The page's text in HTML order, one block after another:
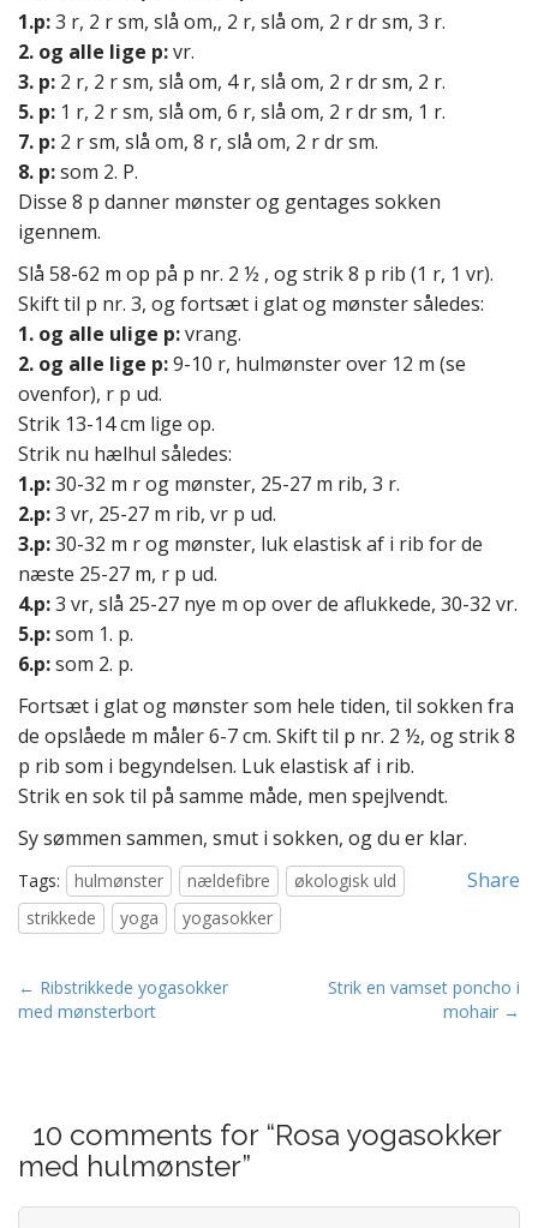
1.p:3 r, 2 r sm, slå om,, 2 r, slå om, 2 r dr sm, 3 r.
2. og alle lige p:vr.
3. p: 2 r, 2 r sm, slå om, 4 r, slå om, 2 r dr sm, 2 r.
5. p: 1 r, 2 r sm, slå om, 6 r, slå om, 2 r dr sm, 1 r.
7. p: 2 r sm, slå om, 8 r, slå om, 2 r dr sm.
8. p:som 2. P.
Disse 8 p danner mønster og gentages sokken
igennem.
Slå 58-62 m op på p nr. 2 ½ , og strik 8 p rib (1 r, 1 vr).
Skift til p nr. 3, og fortsæt i glat og mønster således:
1. og alle ulige p:vrang.
2. og alle lige p:9-10 r, hulmønster over 12 m (se
ovenfor), r p ud.
Strik 13-14 cm lige op.
Strik nu hælhul således:
1.p:30-32 m r og mønster, 25-27 m rib, 3 r.
2.p:3 vr, 25-27 m rib, vr p ud.
3.p:30-32 m r og mønster, luk elastisk af i rib for de
næste 25-27 m, r p ud.
4.p:3 vr, slå 25-27 nye m op over de aflukkede, 30-32 vr.
5.p:som 1. p.
6.p:som 2. p.
Fortsæt i glat og mønster som hele tiden, til sokken fra
de opslåede m måler 6-7 cm. Skift til p nr. 2 ½, og strik 8
p rib som i begyndelsen. Luk elastisk af i rib.
Strik en sok til på samme måde, men spejlvendt.
Sy sømmen sammen, smut i sokken, og du er klar.
Share
Tags: hulmønster nældefibre
økologisk uld
strikkede
yoga yogasokker
P
o
v
i
← Ribstrikkede yogasokker
med mønsterbort
Strik en vamset poncho i
mohair →
10 comments for “Rosa yogasokker
med hulmønster”